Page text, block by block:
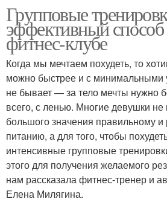
Групповые
эффективный способ
фитнес-клубе
Когда мы мечтаем похудеть, то
можно быстрее и с минимальными
не бывает — за тело мечты нужно
всего, с ленью. Многие девушки не
большого значения правильному и
питанию, а для того, чтобы
интенсивные групповые
этого для получения желаемого
нам рассказала фитнес-тренер и
Елена Милягина.